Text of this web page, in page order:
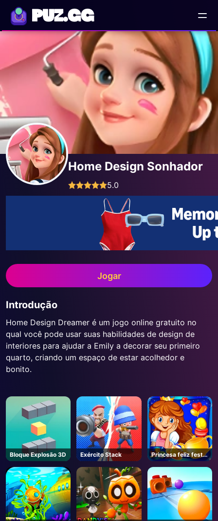
PUZ.GG
Home Design Sonhador
5.0
Jogar
Introdução
Home Design Dreamer é um jogo online gratuito no
qual você pode usar suas habilidades de design de
interiores para ajudar a Emily a decorar seu primeiro
quarto, criando um espaço de estar acolhedor e
bonito.
Bloque Explosão 3D Exército Stack
Princesa feliz festa
de chá cozinhar